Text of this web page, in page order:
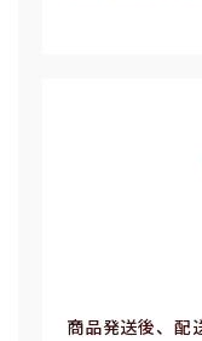
商品発送後、配